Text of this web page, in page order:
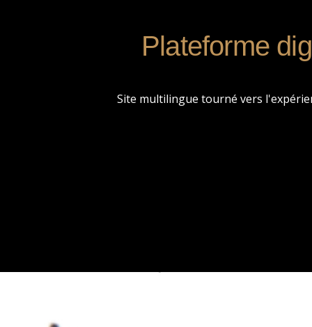
Plateforme
Site multilingue tourné vers